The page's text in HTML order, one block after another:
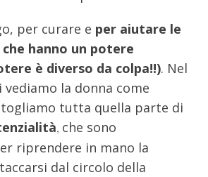
per curare e per aiutare le
hanno un potere
è diverso da colpa!!). Nel
la donna come
togliamo tutta quella parte di
, che sono
riprendere in mano la
dal circolo della